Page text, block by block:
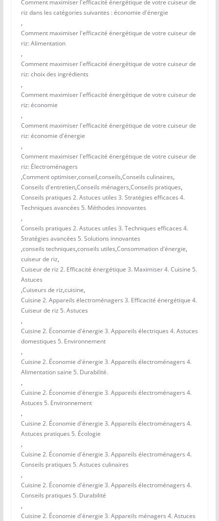
Comment maximiser l'efficacité énergétique de votre cuiseur de
riz dans les catégories suivantes : économie d'énergie
,
Comment maximiser l'efficacité énergétique de votre cuiseur de
riz: Alimentation
,
Comment maximiser l'efficacité énergétique de votre cuiseur de
riz: choix des ingrédients
,
Comment maximiser l'efficacité énergétique de votre cuiseur de
riz: économie
,
Comment maximiser l'efficacité énergétique de votre cuiseur de
riz: économie d'énergie
,
Comment maximiser l'efficacité énergétique de votre cuiseur de
riz: Électroménagers
,Comment optimiser,conseil,conseils,Conseils culinaires,
Conseils d'entretien,Conseils ménagers,Conseils pratiques,
Conseils pratiques 2. Astuces utiles 3. Stratégies efficaces 4.
Techniques avancées 5. Méthodes innovantes
,
Conseils pratiques 2. Astuces utiles 3. Techniques efficaces 4.
Stratégies avancées 5. Solutions innovantes
,conseils techniques,conseils utiles,Consommation d'énergie,
cuiseur de riz,
Cuiseur de riz 2. Efficacité énergétique 3. Maximiser 4. Cuisine 5.
Astuces
,Cuiseurs de riz,cuisine,
Cuisine 2. Appareils électroménagers 3. Efficacité énergétique 4.
Cuiseur de riz 5. Astuces
,
Cuisine 2. Économie d'énergie 3. Appareils électriques 4. Astuces
domestiques 5. Environnement
,
Cuisine 2. Économie d'énergie 3. Appareils électroménagers 4.
Alimentation saine 5. Durabilité.
,
Cuisine 2. Économie d'énergie 3. Appareils électroménagers 4.
Astuces 5. Environnement
,
Cuisine 2. Économie d'énergie 3. Appareils électroménagers 4.
Astuces pratiques 5. Écologie
,
Cuisine 2. Économie d'énergie 3. Appareils électroménagers 4.
Conseils pratiques 5. Astuces culinaires
,
Cuisine 2. Économie d'énergie 3. Appareils électroménagers 4.
Conseils pratiques 5. Durabilité
,
Cuisine 2. Économie d'énergie 3. Appareils ménagers 4. Astuces